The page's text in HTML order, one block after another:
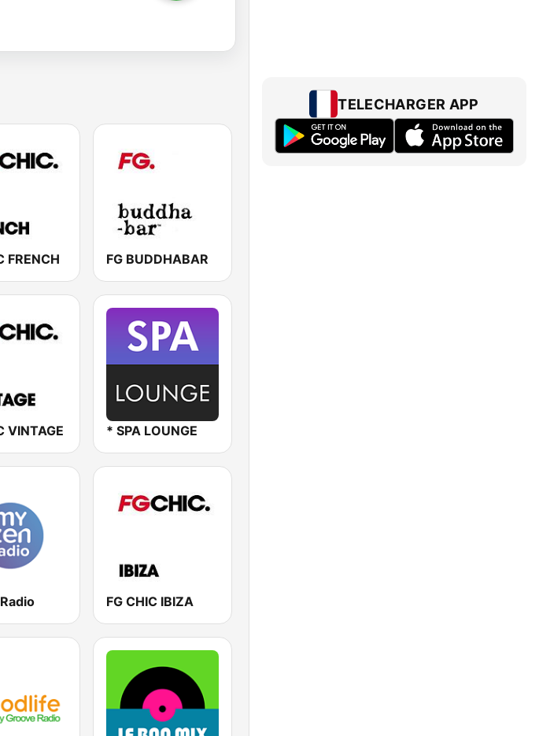
FRENCH FG BUDDHABAR
VINTAGE * SPA LOUNGE
FG CHIC IBIZA
TELECHARGER APP